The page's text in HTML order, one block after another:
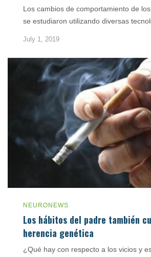
Los cambios de comportamiento de
se estudiaron utilizando diversas
July 1, 2019
NEURONEWS
Los hábitos del padre también
herencia genética
¿Qué hay con respecto a los vicios y